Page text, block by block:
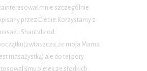
mnie szczególnie
przez Ciebie.Korzystamy z
Shantala od
moja Mama
masażystką) ale do tej pory
olejek ze słodkich